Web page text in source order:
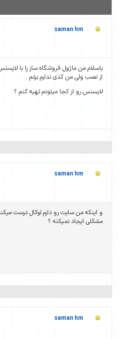
saman hm
باسلام من ماژول فروشگاه ساز را با
از نصب ولی من کدی ندارم بزنم .
لایسنس رو از کجا میتونم تهیه کنم ؟
saman hm
و اینکه من سایت رو دارم لوکال درست
مشکلی ایجاد نمیکنه ؟
saman hm